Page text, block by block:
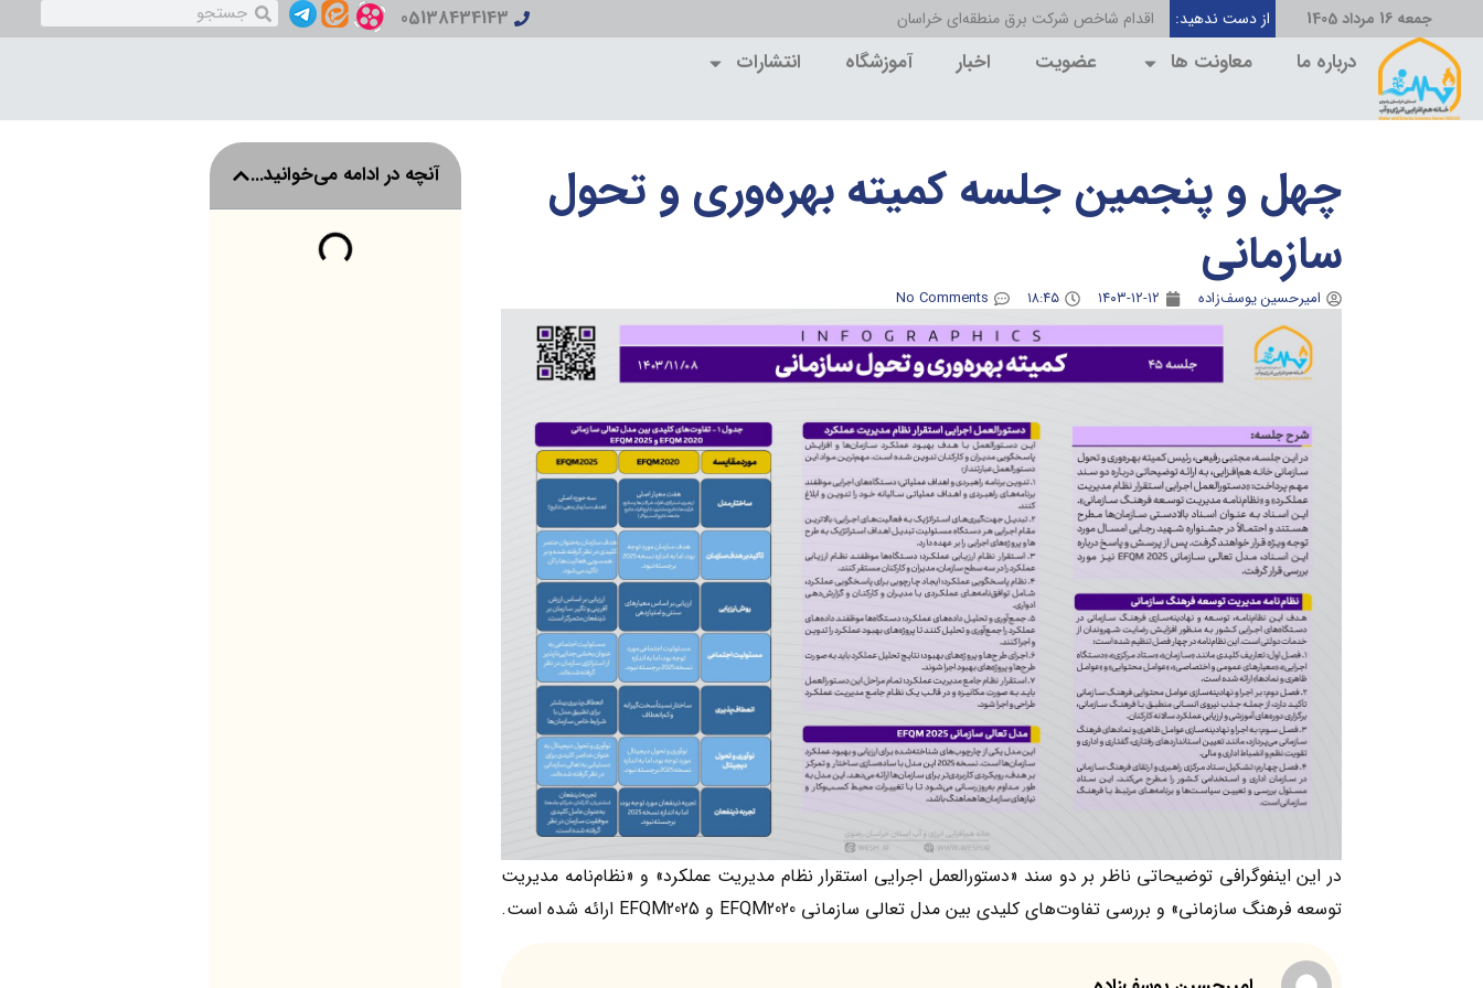
جمعه 16 مرداد 1405 از دست ندهید: اقدام شاخص شرکت برق منطقه‌ای خراسان 05138434143
درباره ما معاونت ها عضویت اخبار آموزشگاه انتشارات
چهل و پنجمین جلسه کمیته بهره‌وری و تحول
سازمانی
امیرحسین یوسف‌زاده ۱۴۰۳-۱۲-۱۲ ۱۸:۴۵ No Comments
در این اینفوگرافی توضیحاتی ناظر بر دو سند «دستورالعمل اجرایی استقرار نظام مدیریت عملکرد» و «نظام‌نامه مدیریت
توسعه فرهنگ سازمانی» و بررسی تفاوت‌های کلیدی بین مدل تعالی سازمانی EFQM2020 و EFQM2025 ارائه شده است.
آنچه در ادامه می‌خوانید...